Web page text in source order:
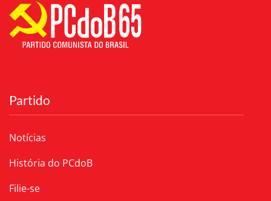
Partido
Notícias
História do PCdoB
Filie-se